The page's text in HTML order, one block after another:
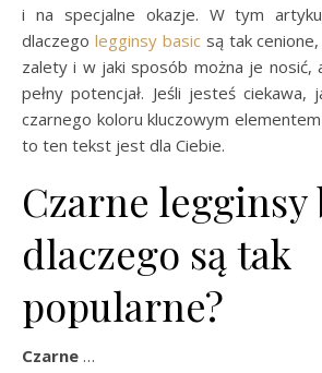
i na specjalne okazje. W tym
dlaczego legginsy basicsą tak cenione,
zalety i w jaki sposób można je nosić,
pełny potencjał. Jeśli jesteś ciekawa,
czarnego koloru kluczowym
to ten tekst jest dla Ciebie.
Czarne legginsy
dlaczego są tak
popularne?
Czarne …